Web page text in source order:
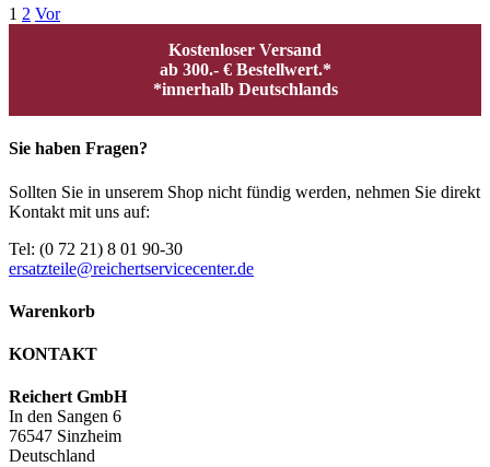
1 2 Vor
Kostenloser Versand
ab 300.- € Bestellwert.*
*innerhalb Deutschlands
Sie haben Fragen?
Sollten Sie in unserem Shop nicht fündig werden, nehmen Sie direkt
Kontakt mit uns auf:
Tel: (0 72 21) 8 01 90-30
ersatzteile@reichertservicecenter.de
Warenkorb
KONTAKT
Reichert GmbH
In den Sangen 6
76547 Sinzheim
Deutschland